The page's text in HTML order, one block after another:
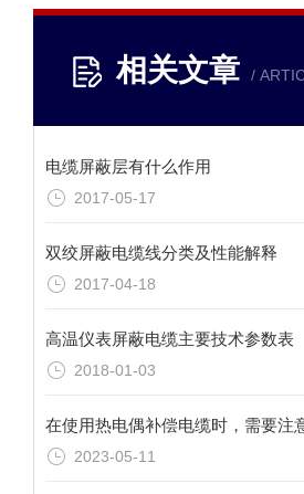
相关文章 /
电缆屏蔽层有什么作用
2017-05-17
双绞屏蔽电缆线分类及性能解释
2017-04-18
高温仪表屏蔽电缆主要技术参数表
2018-01-03
2023-05-11